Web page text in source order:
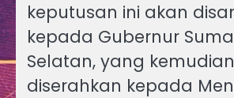
keputusan ini akan
kepada Gubernur
Selatan, yang
diserahkan kepada